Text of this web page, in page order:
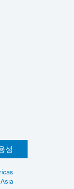
성
Asia